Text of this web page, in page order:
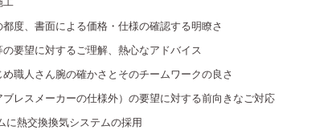
度、書面による価格・仕様の確認する明瞭さ
要望に対するご理解、熱心なアドバイス
職人さん腕の確かさとそのチームワークの良さ
ブレスメーカーの仕様外）の要望に対する前向きなご対応
に熱交換換気システムの採用